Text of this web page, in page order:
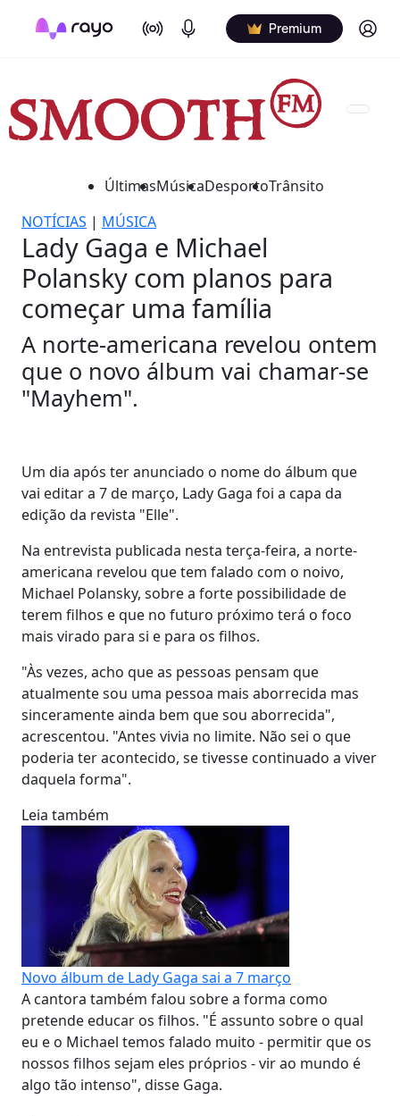
On Air Podcasts Premium Log in
ÚltimasMúsicaDesportoTrânsito
NOTÍCIAS | MÚSICA
Lady Gaga e Michael
Polansky com planos para
começar uma família
A norte-americana revelou ontem
que o novo álbum vai chamar-se
"Mayhem".
Um dia após ter anunciado o nome do álbum que
vai editar a 7 de março, Lady Gaga foi a capa da
edição da revista "Elle".
Na entrevista publicada nesta terça-feira, a norte-
americana revelou que tem falado com o noivo,
Michael Polansky, sobre a forte possibilidade de
terem filhos e que no futuro próximo terá o foco
mais virado para si e para os filhos.
"Às vezes, acho que as pessoas pensam que
atualmente sou uma pessoa mais aborrecida mas
sinceramente ainda bem que sou aborrecida",
acrescentou. "Antes vivia no limite. Não sei o que
poderia ter acontecido, se tivesse continuado a viver
daquela forma".
Leia também
Novo álbum de Lady Gaga sai a 7 março
A cantora também falou sobre a forma como
pretende educar os filhos. "É assunto sobre o qual
eu e o Michael temos falado muito - permitir que os
nossos filhos sejam eles próprios - vir ao mundo é
algo tão intenso", disse Gaga.